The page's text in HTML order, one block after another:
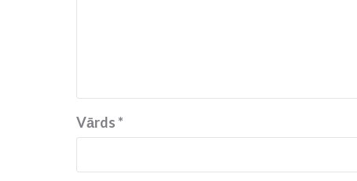
Vārds*